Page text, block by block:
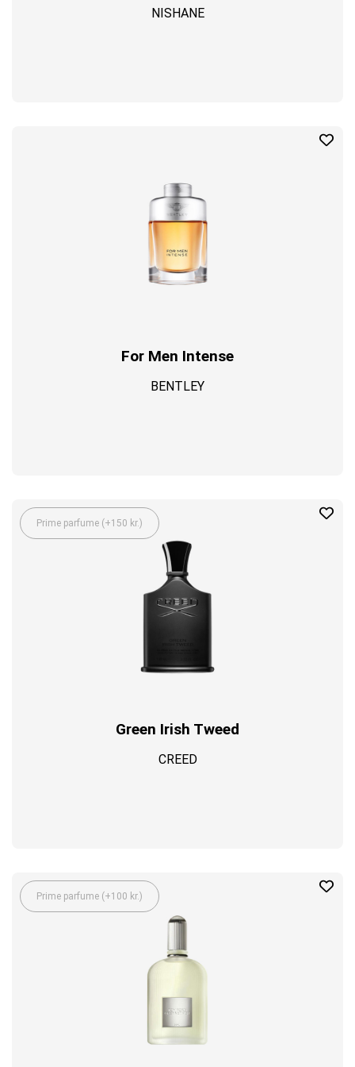
NISHANE
For Men Intense
BENTLEY
Prime parfume (+150 kr.)
Green Irish Tweed
CREED
Prime parfume (+100 kr.)